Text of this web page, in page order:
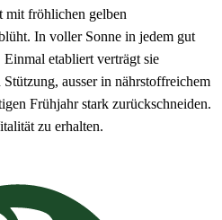
mit fröhlichen gelben
In voller Sonne in jedem gut
etabliert verträgt sie
ausser in nährstoffreichem
Frühjahr stark zurückschneiden.
zu erhalten.